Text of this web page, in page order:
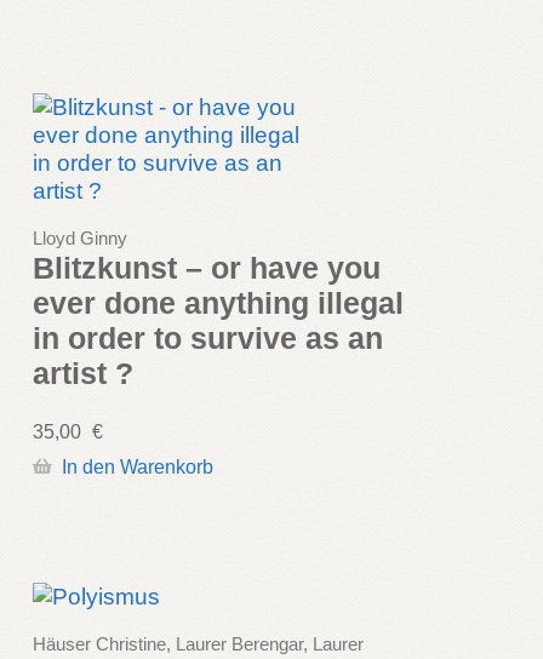
Lloyd Ginny
Blitzkunst – or have you
ever done anything illegal
in order to survive as an
artist ?
35,00 €
In den Warenkorb
Häuser Christine, Laurer Berengar, Laurer